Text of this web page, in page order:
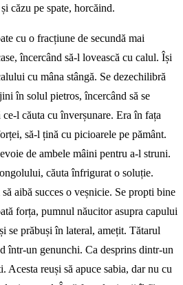
căzu pe spate, horcăind.
cu o fracțiune de secundă mai
încercând să-l lovească cu calul. Își
cu mâna stângă. Se dezechilibră
în solul pietros, încercând să se
l căuta cu înverșunare. Era în fața
să-l țină cu picioarele pe pământ.
de ambele mâini pentru a-l struni.
căuta înfrigurat o soluție.
aibă succes o veșnicie. Se propti bine
forța, pumnul năucitor asupra capului
se prăbuși în lateral, amețit. Tătarul
într-un genunchi. Ca desprins dintr-un
Acesta reuși să apuce sabia, dar nu cu